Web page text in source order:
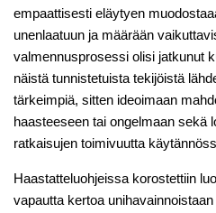
empaattisesti eläytyen
unenlaatuun ja määrään
valmennusprosessi olisi jatkunut
näistä tunnistetuista tekijöistä
tärkeimpiä, sitten ideoimaan
haasteeseen tai ongelmaan sekä
ratkaisujen toimivuutta
Haastatteluohjeissa korostettiin
vapautta kertoa